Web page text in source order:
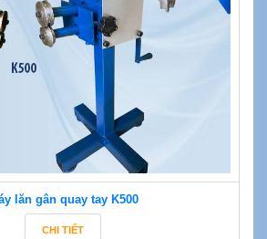
lăn gân quay tay K500
CHI TIẾT